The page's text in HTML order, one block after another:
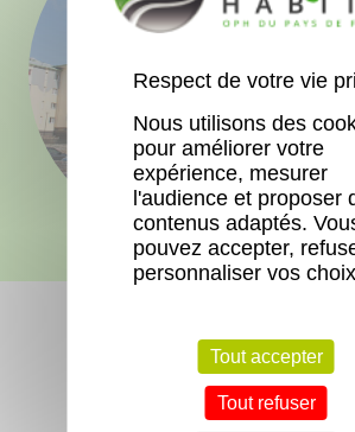
Aucun logement libre
Respect de votre vie
Nous utilisons des
pour améliorer votre
expérience, mesurer
l'audience et proposer
contenus adaptés.
pouvez accepter,
personnaliser vos
Tout accepter
Tout refuser